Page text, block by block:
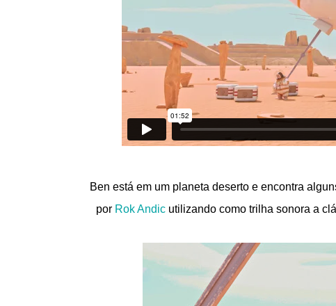
Ben está em um planeta deserto e encontra
por Rok Andic utilizando como trilha sonora a